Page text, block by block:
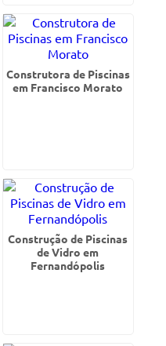
Construtora de Piscinas
em Francisco Morato
Construção de Piscinas
de Vidro em
Fernandópolis